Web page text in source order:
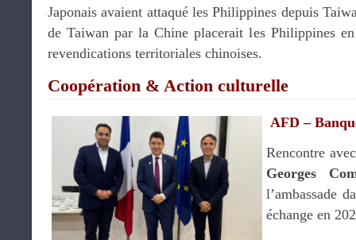
Japonais avaient attaqué les Philippines depuis
de Taiwan par la Chine placerait les Philippines
revendications territoriales chinoises.
Coopération & Action culturelle
AFD –
Rencontre
Georges
l’ambassade
échange en